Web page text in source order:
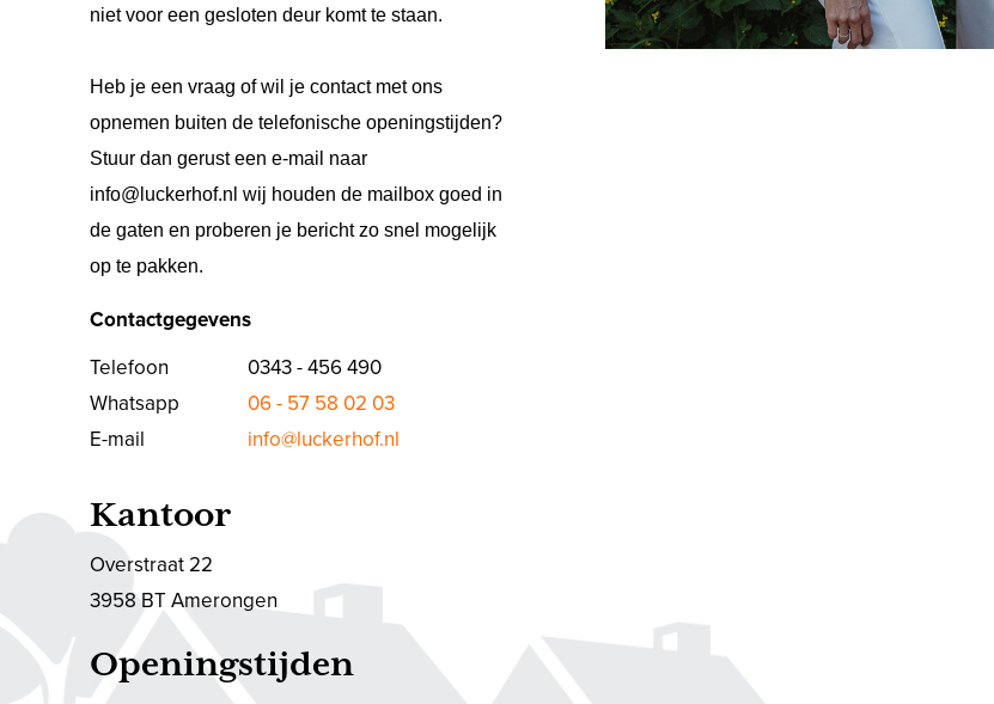
niet voor een gesloten deur komt te staan.
Heb je een vraag of wil je contact met ons
opnemen buiten de telefonische openingstijden?
Stuur dan gerust een e-mail naar
info@luckerhof.nl wij houden de mailbox goed in
de gaten en proberen je bericht zo snel mogelijk
op te pakken.
Contactgegevens
Telefoon
0343 - 456 490
Whatsapp
06 - 57 58 02 03
E-mail
info@luckerhof.nl
Kantoor
Overstraat 22
3958 BT Amerongen
Openingstijden